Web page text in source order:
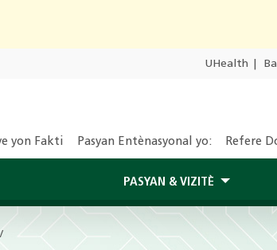
UHealth
yon Fakti Pasyan Entènasyonal yo: Refere
PASYAN & VIZITÈ